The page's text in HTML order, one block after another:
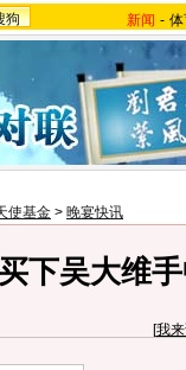
狗 新闻 -
使基金 > 晚宴快讯
下吴大维
[我